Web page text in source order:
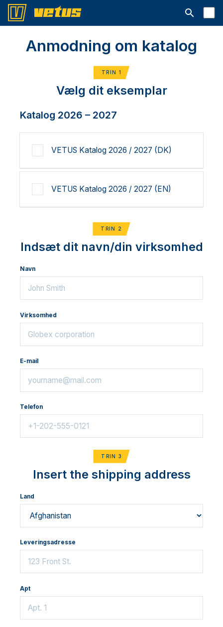
Åbn
Anmodning om katalog
TRIN 1
Vælg dit eksemplar
Katalog 2026 – 2027
VETUS Katalog 2026 / 2027 (DK)
VETUS Katalog 2026 / 2027 (EN)
TRIN 2
Indsæt dit navn/din virksomhed
Navn
Virksomhed
E-mail
Telefon
TRIN 3
Insert the shipping address
Land
Leveringsadresse
Apt